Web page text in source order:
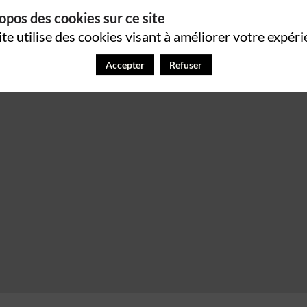
des cookies sur ce site
utilise des cookies visant à améliorer votre
Accepter Refuser